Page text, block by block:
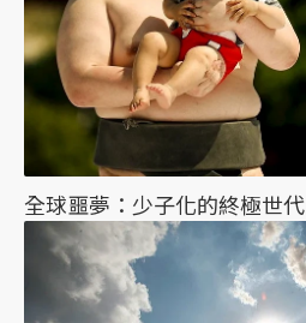
全球噩夢：少子化的終極世代